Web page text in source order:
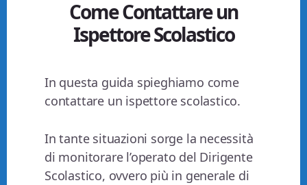
Come Contattare un
Ispettore Scolastico
In questa guida spieghiamo come
contattare un ispettore scolastico.
In tante situazioni sorge la necessità
di monitorare l’operato del Dirigente
Scolastico, ovvero più in generale di